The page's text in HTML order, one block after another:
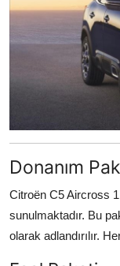
Donanım
Citroën C5 Aircross
sunulmaktadır. Bu
olarak adlandırılır.